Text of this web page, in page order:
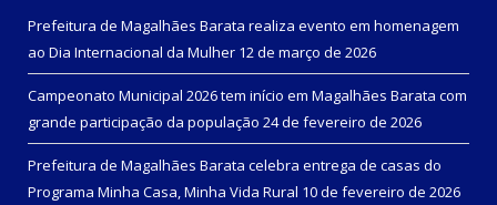
Prefeitura de Magalhães Barata realiza evento em homenagem
ao Dia Internacional da Mulher 12 de março de 2026
Campeonato Municipal 2026 tem início em Magalhães Barata com
grande participação da população 24 de fevereiro de 2026
Prefeitura de Magalhães Barata celebra entrega de casas do
Programa Minha Casa, Minha Vida Rural 10 de fevereiro de 2026